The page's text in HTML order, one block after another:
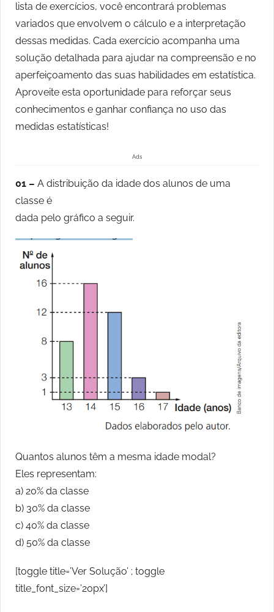
lista de exercícios, você encontrará problemas
variados que envolvem o cálculo e a interpretação
dessas medidas. Cada exercício acompanha uma
solução detalhada para ajudar na compreensão e no
aperfeiçoamento das suas habilidades em estatística.
Aproveite esta oportunidade para reforçar seus
conhecimentos e ganhar confiança no uso das
medidas estatísticas!
Ads
01 – A distribuição da idade dos alunos de uma
classe é
dada pelo gráfico a seguir.
Quantos alunos têm a mesma idade modal?
Eles representam:
a) 20% da classe
b) 30% da classe
c) 40% da classe
d) 50% da classe
[toggle title=’Ver Solução’ ; toggle
title_font_size=’20px’]